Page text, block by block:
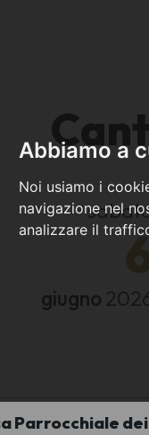
Abbiamo a
Noi usiamo i
navigazione nel
analizzare il
giugno
Parrocchiale